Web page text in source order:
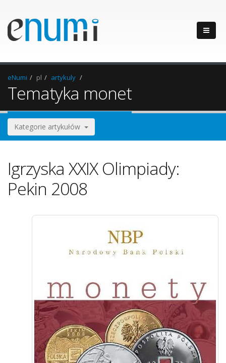
eNumi pl artykuly
Tematyka monet
Kategorie artykułów
Igrzyska XXIX Olimpiady:
Pekin 2008